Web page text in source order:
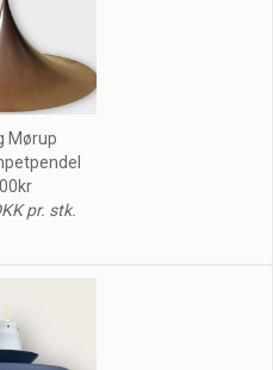
Mørup
pr. stk.